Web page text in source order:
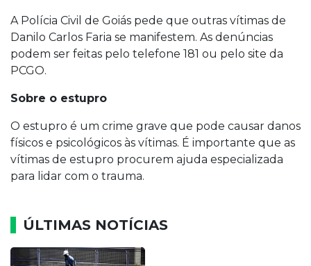
A Polícia Civil de Goiás pede que outras vítimas de
Danilo Carlos Faria se manifestem. As denúncias
podem ser feitas pelo telefone 181 ou pelo site da
PCGO.
Sobre o estupro
O estupro é um crime grave que pode causar danos
físicos e psicológicos às vítimas. É importante que as
vítimas de estupro procurem ajuda especializada
para lidar com o trauma.
ÚLTIMAS NOTÍCIAS